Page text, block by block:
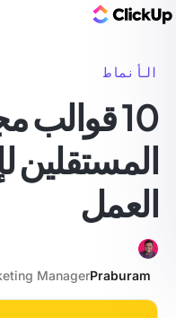
الأنماط
10 قوالب
المستقلين
العمل
Praburam
Manager